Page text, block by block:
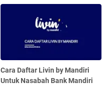
Cara Daftar Livin by Mandiri
Untuk Nasabah Bank Mandiri